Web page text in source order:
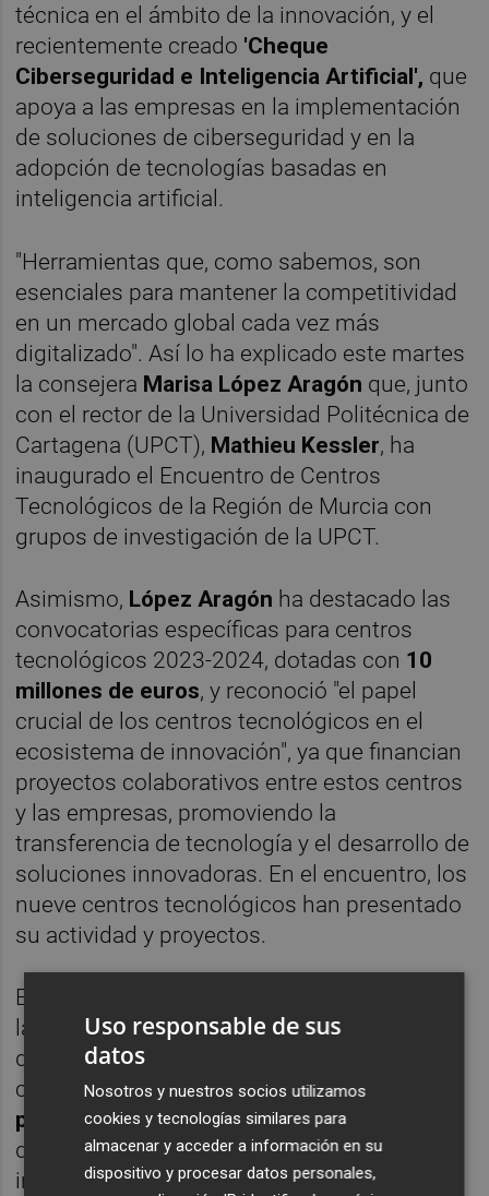
técnica en el ámbito de la innovación, y el
recientemente creado 'Cheque
Ciberseguridad e Inteligencia Artificial', que
apoya a las empresas en la implementación
de soluciones de ciberseguridad y en la
adopción de tecnologías basadas en
inteligencia artificial.
"Herramientas que, como sabemos, son
esenciales para mantener la competitividad
en un mercado global cada vez más
digitalizado". Así lo ha explicado este martes
la consejera Marisa López Aragón que, junto
con el rector de la Universidad Politécnica de
Cartagena (UPCT), Mathieu Kessler, ha
inaugurado el Encuentro de Centros
Tecnológicos de la Región de Murcia con
grupos de investigación de la UPCT.
Asimismo, López Aragón ha destacado las
convocatorias específicas para centros
tecnológicos 2023-2024, dotadas con 10
millones de euros, y reconoció "el papel
crucial de los centros tecnológicos en el
ecosistema de innovación", ya que financian
proyectos colaborativos entre estos centros
y las empresas, promoviendo la
transferencia de tecnología y el desarrollo de
soluciones innovadoras. En el encuentro, los
nueve centros tecnológicos han presentado
su actividad y proyectos.
El evento "reúne a los principales actores de
la innovación y la investigación de la Región
de Murcia, y es un reflejo de nuestro
compromiso por fortalecer la colaboración
público-privadacomo base para impulsar el
desarrollo socioeconómico a través de la
innovación", ha señalado la consejera.
Uso responsable de sus
datos
Nosotros y nuestros socios utilizamos
cookies y tecnologías similares para
almacenar y acceder a información en su
dispositivo y procesar datos personales,